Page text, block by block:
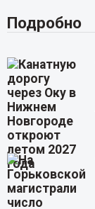
Подробно